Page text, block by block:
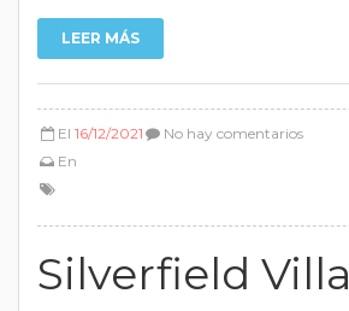
LEER MÁS
El 16/12/2021
En
No hay comentarios
Silverfield Villa